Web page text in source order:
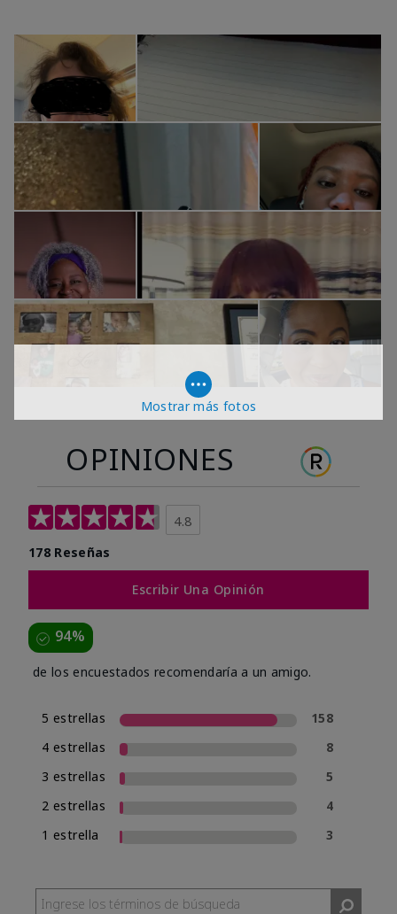
Mostrar más fotos
OPINIONES
4.8
178 Reseñas
Escribir Una Opinión
94%
de los encuestados recomendaría a un amigo.
5 estrellas
158
4 estrellas
8
3 estrellas
5
2 estrellas
4
1 estrella
3